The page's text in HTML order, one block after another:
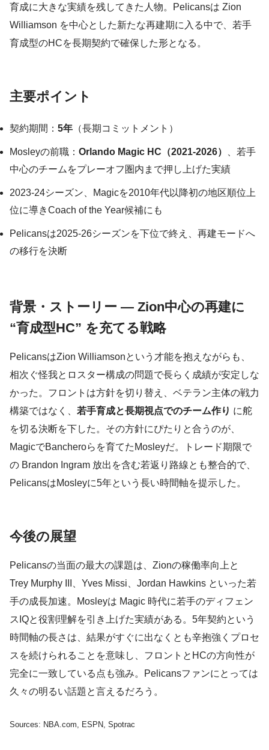
育成に大きな実績を残してきた人物。Pelicansは Zion
Williamson を中心とした新たな再建期に入る中で、若手
育成型のHCを長期契約で確保した形となる。
主要ポイント
契約期間： 5年 （長期コミットメント）
Mosleyの前職： Orlando Magic HC（2021-2026）
、若手
中心のチームをプレーオフ圏内まで押し上げた実績
2023-24シーズン、Magicを2010年代以降初の地区順位上
位に導きCoach of the Year候補にも
Pelicansは2025-26シーズンを下位で終え、再建モードへ
の移行を決断
背景・ストーリー — Zion中心の再建に
“育成型HC” を充てる戦略
PelicansはZion Williamsonという才能を抱えながらも、
相次ぐ怪我とロスター構成の問題で長らく成績が安定しな
かった。フロントは方針を切り替え、ベテラン主体の戦力
構築ではなく、 若手育成と長期視点でのチーム作り に舵
を切る決断を下した。その方針にぴたりと合うのが、
MagicでBancheroらを育てたMosleyだ。トレード期限で
の Brandon Ingram 放出を含む若返り路線とも整合的で、
PelicansはMosleyに5年という長い時間軸を提示した。
今後の展望
Pelicansの当面の最大の課題は、Zionの稼働率向上と
Trey Murphy III、Yves Missi、Jordan Hawkins といった若
手の成長加速。Mosleyは Magic 時代に若手のディフェン
スIQと役割理解を引き上げた実績がある。5年契約という
時間軸の長さは、結果がすぐに出なくとも辛抱強くプロセ
スを続けられることを意味し、フロントとHCの方向性が
完全に一致している点も強み。Pelicansファンにとっては
久々の明るい話題と言えるだろう。
Sources: NBA.com, ESPN, Spotrac